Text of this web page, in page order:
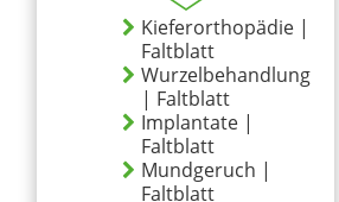
Kieferorthopädie |
Faltblatt
Wurzelbehandlung
| Faltblatt
Implantate |
Faltblatt
Mundgeruch |
Faltblatt